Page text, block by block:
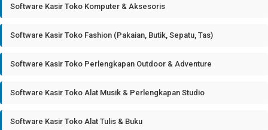
Software Kasir Toko Komputer & Aksesoris
Software Kasir Toko Fashion (Pakaian, Butik, Sepatu, Tas)
Software Kasir Toko Perlengkapan Outdoor & Adventure
Software Kasir Toko Alat Musik & Perlengkapan Studio
Software Kasir Toko Alat Tulis & Buku